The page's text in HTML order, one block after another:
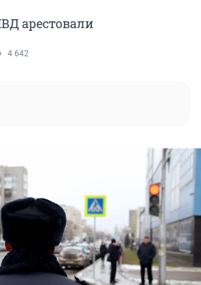
арестовали
4 642